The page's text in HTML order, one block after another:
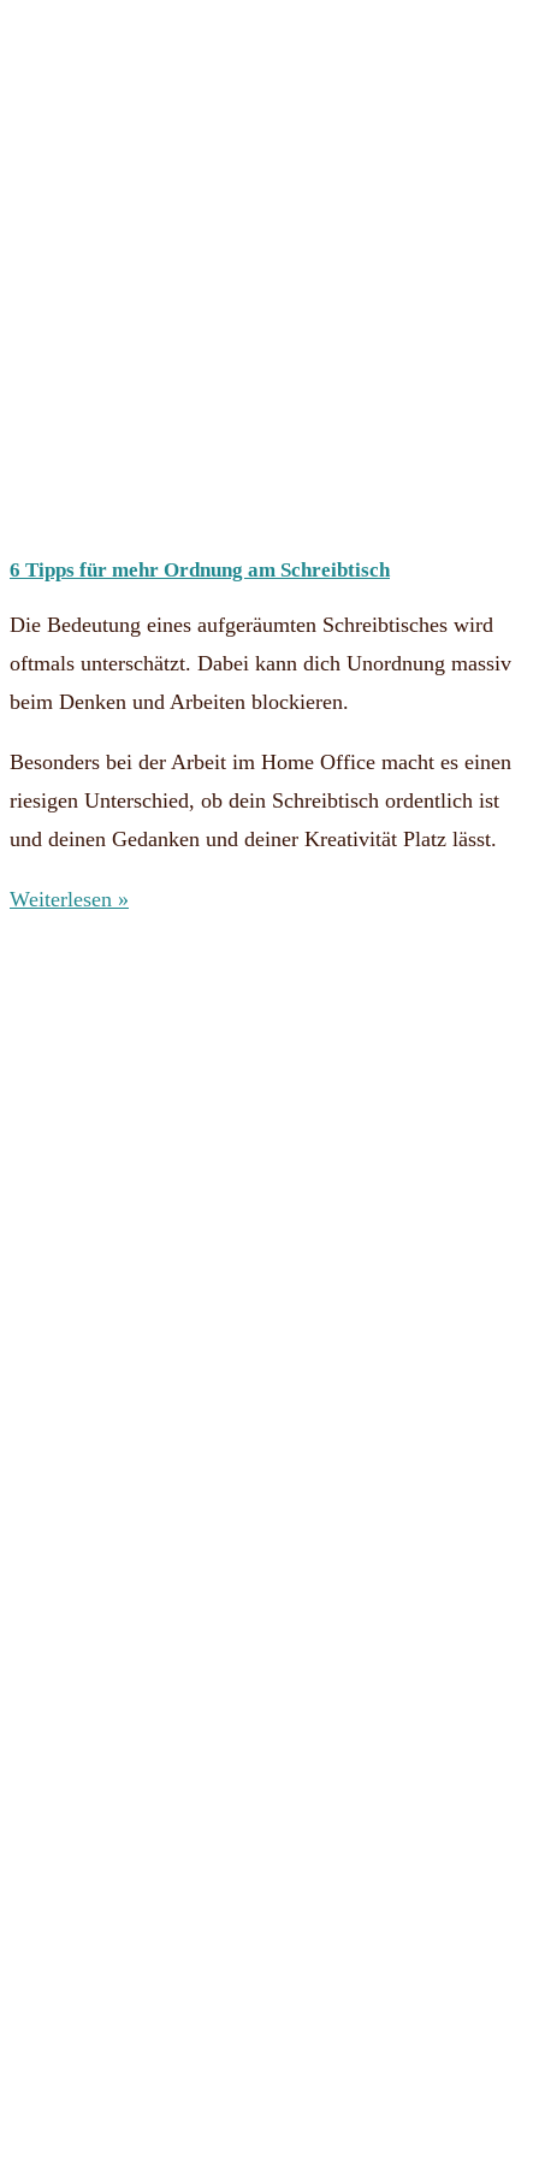
6 Tipps für mehr Ordnung am Schreibtisch
Die Bedeutung eines aufgeräumten Schreibtisches wird
oftmals unterschätzt. Dabei kann dich Unordnung massiv
beim Denken und Arbeiten blockieren.
Besonders bei der Arbeit im Home Office macht es einen
riesigen Unterschied, ob dein Schreibtisch ordentlich ist
und deinen Gedanken und deiner Kreativität Platz lässt.
Weiterlesen »